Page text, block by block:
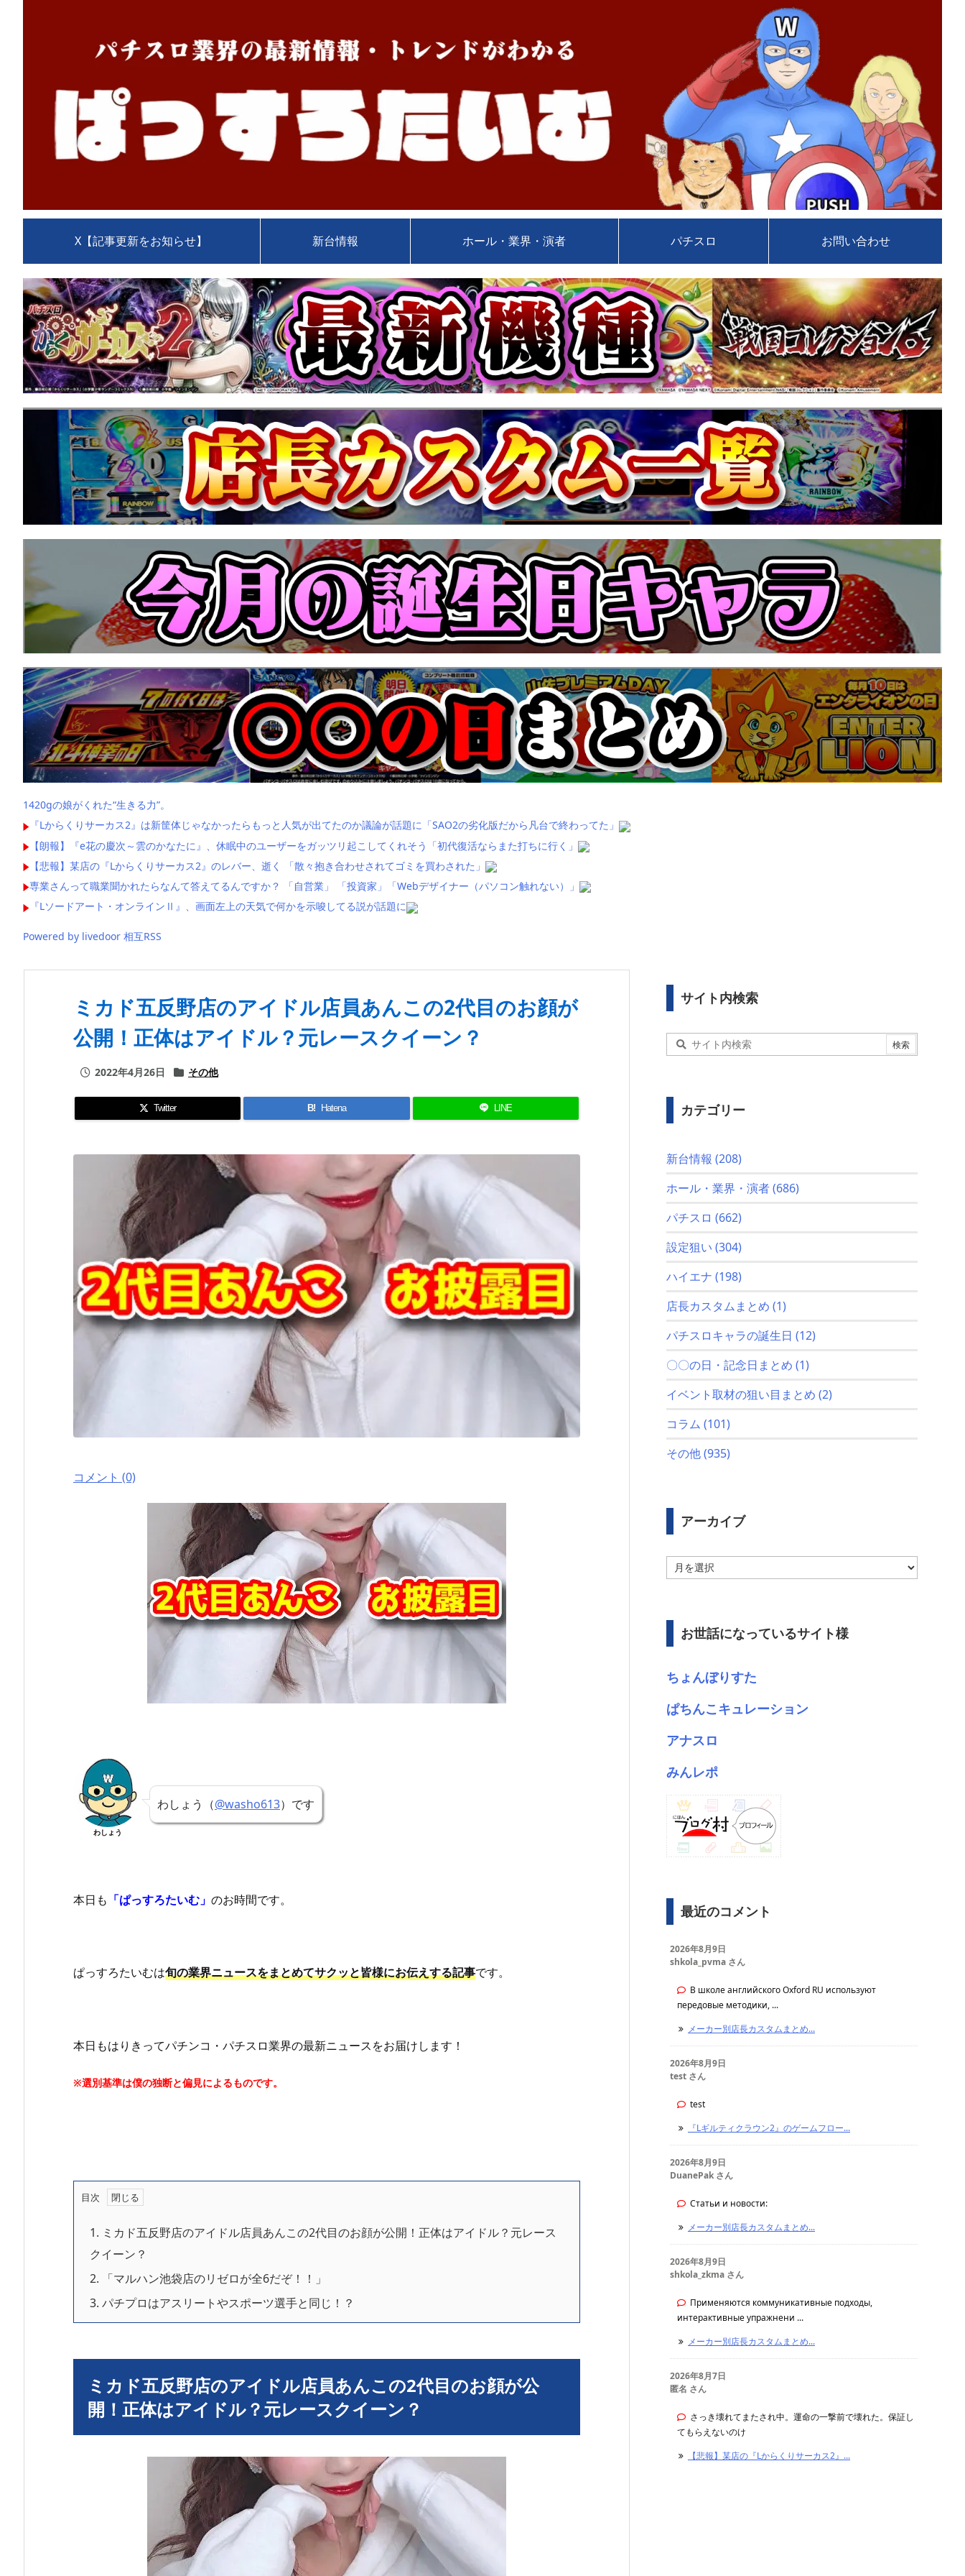
X【記事更新をお知らせ】 新台情報 ホール・業界・演者 パチスロ お問い合わせ
1420gの娘がくれた“生きる力”。
『Lからくりサーカス2』は新筐体じゃなかったらもっと人気が出てたのか議論が話題に「SAO2の劣化版だから凡台で終わってた」
【朗報】『e花の慶次～雲のかなたに』、休眠中のユーザーをガッツリ起こしてくれそう「初代復活ならまた打ちに行く」
【悲報】某店の『Lからくりサーカス2』のレバー、逝く 「散々抱き合わせされてゴミを買わされた」
専業さんって職業聞かれたらなんて答えてるんですか？ 「自営業」 「投資家」「Webデザイナー（パソコン触れない）」
『Lソードアート・オンラインⅡ』、画面左上の天気で何かを示唆してる説が話題に
Powered by livedoor 相互RSS
ミカド五反野店のアイドル店員あんこの2代目のお顔が
公開！正体はアイドル？元レースクイーン？
2022年4月26日 その他
Twitter B! Hatena LINE
コメント (0)
わしょう
わしょう（@washo613）です
本日も 「ぱっすろたいむ」 のお時間です。
ぱっすろたいむは旬の業界ニュースをまとめてサクッと皆様にお伝えする記事です。
本日もはりきってパチンコ・パチスロ業界の最新ニュースをお届けします！
※選別基準は僕の独断と偏見によるものです。
目次
1. ミカド五反野店のアイドル店員あんこの2代目のお顔が公開！正体はアイドル？元レース
クイーン？
2. 「マルハン池袋店のリゼロが全6だぞ！！」
3. パチプロはアスリートやスポーツ選手と同じ！？
ミカド五反野店のアイドル店員あんこの2代目のお顔が公
開！正体はアイドル？元レースクイーン？
サイト内検索
カテゴリー
新台情報 (208)
ホール・業界・演者(686)
パチスロ (662)
設定狙い (304)
ハイエナ (198)
店長カスタムまとめ (1)
パチスロキャラの誕生日 (12)
〇〇の日・記念日まとめ (1)
イベント取材の狙い目まとめ (2)
コラム (101)
その他(935)
アーカイブ
ー
ブ
お世話になっているサイト様
ちょんぼりすた
ぱちんこキュレーション
アナスロ
みんレポ
最近のコメント
2026年8月9日
shkola_pvma さん
В школе английского Oxford RU используют
передовые методики, ...
メーカー別店長カスタムまとめ...
2026年8月9日
test さん
test
『Lギルティクラウン2』のゲームフロー...
2026年8月9日
DuanePak さん
Статьи и новости:
メーカー別店長カスタムまとめ...
2026年8月9日
shkola_zkma さん
Применяются коммуникативные подходы,
интерактивные упражнени ...
メーカー別店長カスタムまとめ...
2026年8月7日
匿名 さん
さっき壊れてまたされ中。運命の一撃前で壊れた。保証し
てもらえないのけ
【悲報】某店の『Lからくりサーカス2』...